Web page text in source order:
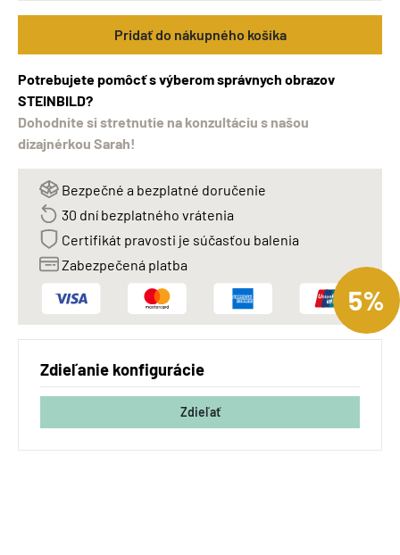
Pridať do nákupného košíka
Potrebujete pomôcť s výberom správnych obrazov
STEINBILD?
Dohodnite si stretnutie na konzultáciu s našou
dizajnérkou Sarah!
Bezpečné a bezplatné doručenie
30 dní bezplatného vrátenia
Certifikát pravosti je súčasťou balenia
Zabezpečená platba
Zdieľanie konfigurácie
Zdieľať
5%